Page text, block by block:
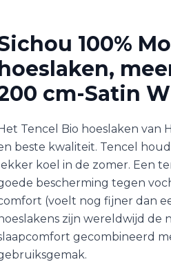
100%
cm-Satin
Tencel Bio hoeslaken van
beste kwaliteit. Tencel
lekker koel in de zomer. Een
bescherming tegen
(voelt nog fijner dan
hoeslakens zijn wereldwijd de
gecombineerd